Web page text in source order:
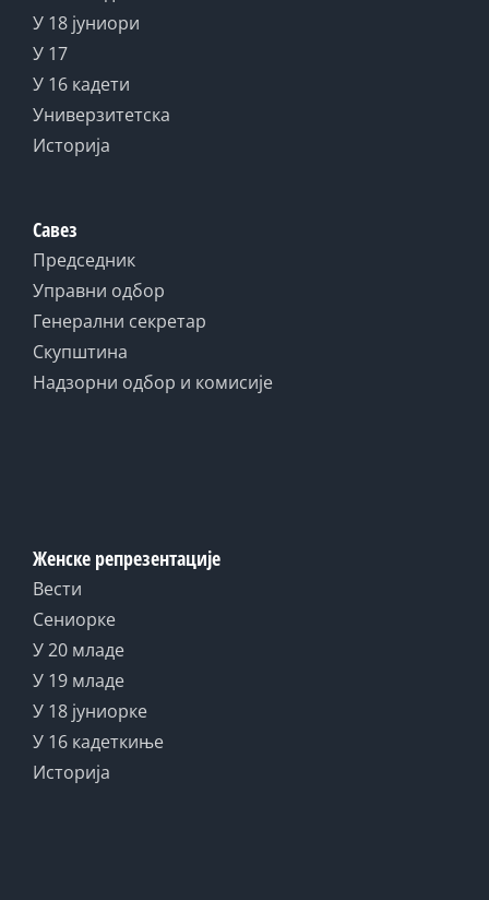
У 18 јуниори
У 17
У 16 кадети
Универзитетска
Историја
Савез
Председник
Управни одбор
Генерални секретар
Скупштина
Надзорни одбор и комисије
Женске репрезентације
Вести
Сениорке
У 20 младе
У 19 младе
У 18 јуниорке
У 16 кадеткиње
Историја